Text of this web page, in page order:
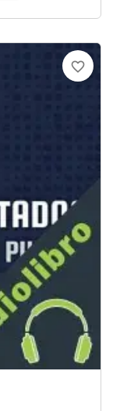
favorite_border